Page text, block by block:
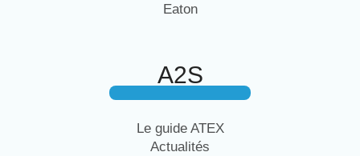
Eaton
A2S
Le guide ATEX
Actualités